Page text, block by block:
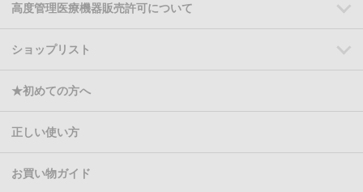
高度管理医療機器販売許可について
ショップリスト
★初めての方へ
正しい使い方
お買い物ガイド